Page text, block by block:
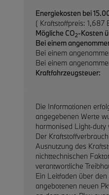
Energiekosten bei
( Kraftstoffpreis: 1,687
Mögliche CO2-Kosten
Bei einem
Bei einem
Bei einem
Kraftfahrzeugsteuer:
Die Informationen
angegebenen Werte
harmonised Light-duty
Der
Ausnutzung des
nichttechnischen
verantwortliche
Ein Leitfaden über
angebotenen neuen